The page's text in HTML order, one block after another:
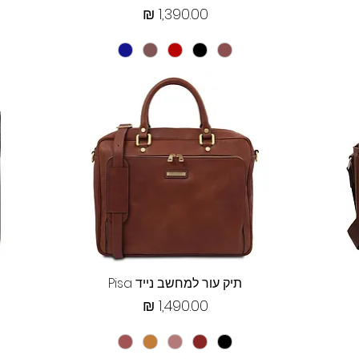
מחיר
תצוגה מהירה
תיק עור למחשב נייד Pisa
מחיר